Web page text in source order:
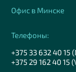
Офис в Минске
Телефоны:
+375 33 632 40 15
+375 29 162 40 15